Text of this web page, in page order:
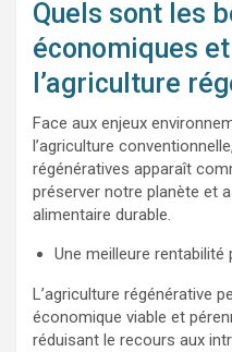
Quels sont les
économiques
l’agriculture
Face aux enjeux
l’agriculture
régénératives apparaît
préserver notre planète et
alimentaire durable.
Une meilleure
L’agriculture régénérative
économique viable et
réduisant le recours aux